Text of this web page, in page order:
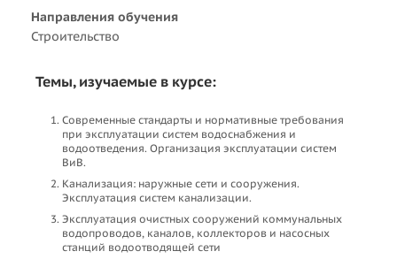
Направления обучения
Строительство
Темы, изучаемые в курсе:
Современные стандарты и нормативные требования
при эксплуатации систем водоснабжения и
водоотведения. Организация эксплуатации систем
ВиВ.
Канализация: наружные сети и сооружения.
Эксплуатация систем канализации.
Эксплуатация очистных сооружений коммунальных
водопроводов, каналов, коллекторов и насосных
станций водоотводящей сети